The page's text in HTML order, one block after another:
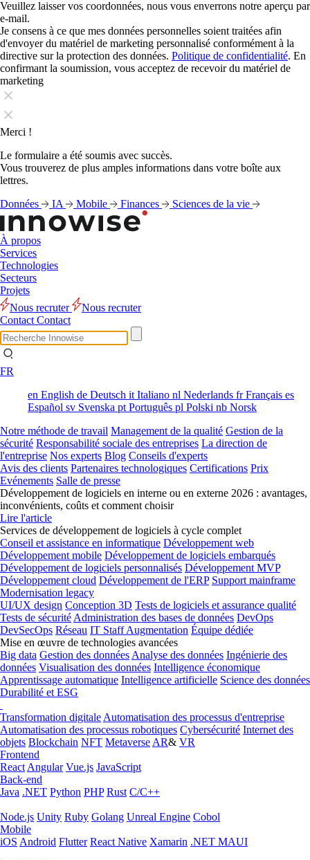
Veuillez laisser vos coordonnées, nous vous enverrons notre aperçu par
e-mail.
Je consens à ce que mes données personnelles soient traitées afin
d'envoyer du matériel de marketing personnalisé conformément à la
directive sur la protection des données. Politique de confidentialité. En
confirmant la soumission, vous acceptez de recevoir du matériel de
marketing
Merci !
Le formulaire a été soumis avec succès.
Vous trouverez de plus amples informations dans votre boîte aux
lettres.
Données
IA Mobile Finances Sciences de la vie
À propos
Services
Technologies
Secteurs
Projets
Nous recruter
Nous recruter
Contact Contact
FR
en English de Deutsch it Italiano nl Nederlands frFrançais es
Español sv Svenska pt Português pl Polski nb Norsk
Notre méthode de travail Management de la qualité Gestion de la
sécurité Responsabilité sociale des entreprises La direction de
l'entreprise Nos experts Blog Conseils d'experts
Avis des clients Partenaires technologiques Certifications Prix
Evénements Salle de presse
Développement de logiciels en interne ou en externe 2026 : avantages,
inconvénients, coûts et comment choisir
Lire l'article
Services de développement de logiciels à cycle complet
Conseil et assistance en informatique Développement web
Développement mobile Développement de logiciels embarqués
Développement de logiciels personnalisés Développement MVP
Développement cloud Développement de l'ERP Support mainframe
Modernisation legacy
UI/UX design Conception 3D Tests de logiciels et assurance qualité
Tests de sécurité Administration des bases de données DevOps
DevSecOps Réseau IT Staff Augmentation Équipe dédiée
Mise en œuvre de technologies avancées
Big data Gestion des données Analyse des données Ingénierie des
données Visualisation des données Intelligence économique
Apprentissage automatique Intelligence artificielle Science des données
Durabilité et ESG
Transformation digitale Automatisation des processus d'entreprise
Automatisation des processus robotiques Cybersécurité Internet des
objets Blockchain NFT Metaverse AR& VR
Frontend
React Angular Vue.js JavaScript
Back-end
Java .NET Python PHP Rust C/C++
Node.js Unity Ruby Golang Unreal Engine Cobol
Mobile
iOS Android Flutter React Native Xamarin .NET MAUI